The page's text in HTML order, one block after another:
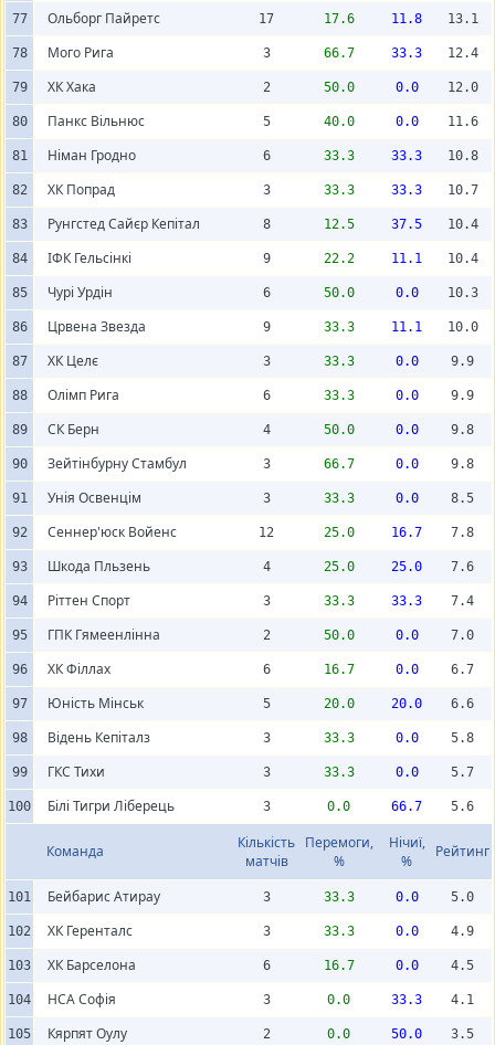
77 Ольборг Пайретс 17 17.6 11.8 13.1
78 Мого Рига 3 66.7 33.3 12.4
79 ХК Хака 2 50.0 0.0 12.0
80 Панкс Вільнюс 5 40.0 0.0 11.6
81 Німан Гродно 6 33.3 33.3 10.8
82 ХК Попрад 3 33.3 33.3 10.7
83 Рунгстед Сайєр Кепітал 8 12.5 37.5 10.4
84 ІФК Гельсінкі 9 22.2 11.1 10.4
85 Чурі Урдін 6 50.0 0.0 10.3
86 Црвена Звезда 9 33.3 11.1 10.0
87 ХК Целє 3 33.3 0.0 9.9
88 Олімп Рига 6 33.3 0.0 9.9
89 СК Берн 4 50.0 0.0 9.8
90 Зейтінбурну Стамбул 3 66.7 0.0 9.8
91 Унія Освенцім 3 33.3 0.0 8.5
92 Сеннер'юск Войенс 12 25.0 16.7 7.8
93 Шкода Пльзень 4 25.0 25.0 7.6
94 Ріттен Спорт 3 33.3 33.3 7.4
95 ГПК Гямеенлінна 2 50.0 0.0 7.0
96 ХК Філлах 6 16.7 0.0 6.7
97 Юність Мінськ 5 20.0 20.0 6.6
98 Відень Кепіталз 3 33.3 0.0 5.8
99 ГКС Тихи 3 33.3 0.0 5.7
100 Білі Тигри Ліберець 3 0.0 66.7 5.6
Команда
Кількість
матчів
Перемоги,
%
Нічиї,
%
Рейтинг
101 Бейбарис Атирау 3 33.3 0.0 5.0
102 ХК Геренталс 3 33.3 0.0 4.9
103 ХК Барселона 6 16.7 0.0 4.5
104 НСА Софія 3 0.0 33.3 4.1
105 Кярпят Оулу 2 0.0 50.0 3.5